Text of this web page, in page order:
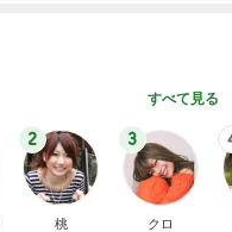
すべて見る
2
桃
3
クロ